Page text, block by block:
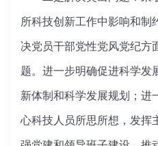
所科技创新工作中影响和制
决党员干部党性党风党纪方
题。进一步明确促进科学发
新体制和科学发展规划；进
心科技人员所思所想，发挥